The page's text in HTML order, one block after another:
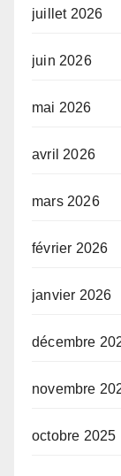
juillet 2026
juin 2026
mai 2026
avril 2026
mars 2026
février 2026
janvier 2026
décembre
novembre
octobre 2025